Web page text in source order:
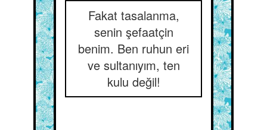
Fakat tasalanma,
senin şefaatçin
benim. Ben ruhun eri
ve sultanıyım, ten
kulu değil!